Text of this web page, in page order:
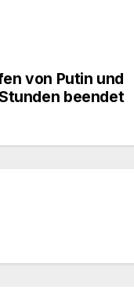
von Putin und
beendet